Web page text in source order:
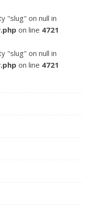
"slug" on null in
on line 4721
"slug" on null in
on line 4721